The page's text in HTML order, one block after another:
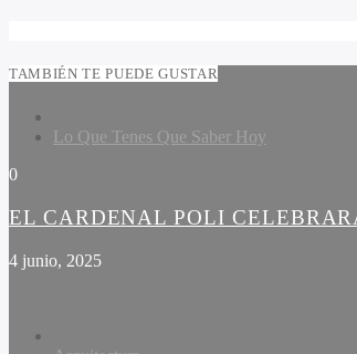
TAMBIÉN TE PUEDE GUSTAR
Lo Que Tenes Que Saber Hoy
0
EL CARDENAL POLI
4 junio, 2025